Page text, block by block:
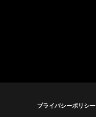
プライバシーポリシー